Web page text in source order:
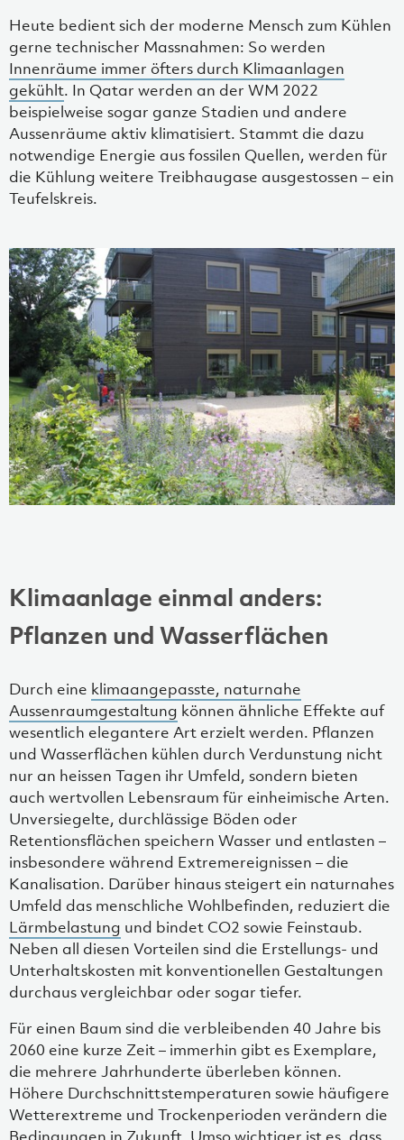
Heute bedient sich der moderne Mensch zum Kühlen
gerne technischer Massnahmen: So werden
Innenräume immer öfters durch Klimaanlagen
gekühlt. In Qatar werden an der WM 2022
beispielweise sogar ganze Stadien und andere
Aussenräume aktiv klimatisiert. Stammt die dazu
notwendige Energie aus fossilen Quellen, werden für
die Kühlung weitere Treibhaugase ausgestossen – ein
Teufelskreis.
Klimaanlage einmal anders:
Pflanzen und Wasserflächen
Durch eine klimaangepasste, naturnahe
Aussenraumgestaltung können ähnliche Effekte auf
wesentlich elegantere Art erzielt werden. Pflanzen
und Wasserflächen kühlen durch Verdunstung nicht
nur an heissen Tagen ihr Umfeld, sondern bieten
auch wertvollen Lebensraum für einheimische Arten.
Unversiegelte, durchlässige Böden oder
Retentionsflächen speichern Wasser und entlasten –
insbesondere während Extremereignissen – die
Kanalisation. Darüber hinaus steigert ein naturnahes
Umfeld das menschliche Wohlbefinden, reduziert die
Lärmbelastung und bindet CO2 sowie Feinstaub.
Neben all diesen Vorteilen sind die Erstellungs- und
Unterhaltskosten mit konventionellen Gestaltungen
durchaus vergleichbar oder sogar tiefer.
Für einen Baum sind die verbleibenden 40 Jahre bis
2060 eine kurze Zeit – immerhin gibt es Exemplare,
die mehrere Jahrhunderte überleben können.
Höhere Durchschnittstemperaturen sowie häufigere
Wetterextreme und Trockenperioden verändern die